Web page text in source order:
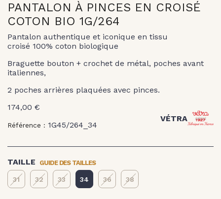
PANTALON À PINCES EN CROISÉ
COTON BIO 1G/264
Pantalon authentique et iconique en tissu
croisé 100% coton biologique
Braguette bouton + crochet de métal, poches avant
italiennes,
2 poches arrières plaquées avec pinces.
174,00 €
Référence : 1G45/264_34
VÉTRA
TAILLE GUIDE DES TAILLES
31 32 33 34 36 38